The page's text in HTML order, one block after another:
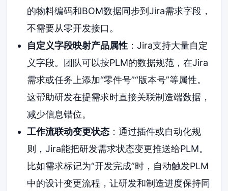
的物料编码和BOM数据同步到Jira需求字段，
不需要从零开发接口。
自定义字段映射产品属性：Jira支持大量自定
义字段。团队可以按PLM的数据规范，在Jira
需求或任务上添加“零件号”“版本号”等属性。
这帮助研发在提需求时直接关联制造端数据，
减少信息错位。
工作流联动变更状态：通过插件或自动化规
则，Jira能把研发需求状态变更推送给PLM。
比如需求标记为“开发完成”时，自动触发PLM
中的设计变更流程，让研发和制造进度保持同